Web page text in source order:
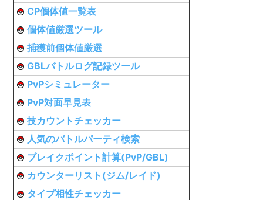
CP個体値一覧表
個体値厳選ツール
捕獲前個体値厳選
GBLバトルログ記録ツール
PvPシミュレーター
PvP対面早見表
技カウントチェッカー
人気のバトルパーティ検索
ブレイクポイント計算(PvP/GBL)
カウンターリスト(ジム/レイド)
タイプ相性チェッカー